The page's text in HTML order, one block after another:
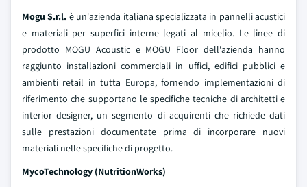
Mogu S.r.l. è un'azienda italiana specializzata in pannelli acustici
e materiali per superfici interne legati al micelio. Le linee di
prodotto MOGU Acoustic e MOGU Floor dell'azienda hanno
raggiunto installazioni commerciali in uffici, edifici pubblici e
ambienti retail in tutta Europa, fornendo implementazioni di
riferimento che supportano le specifiche tecniche di architetti e
interior designer, un segmento di acquirenti che richiede dati
sulle prestazioni documentate prima di incorporare nuovi
materiali nelle specifiche di progetto.
MycoTechnology (NutritionWorks)